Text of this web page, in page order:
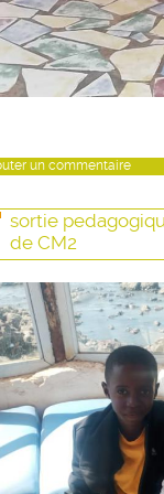
un commentaire
sortie
de CM2